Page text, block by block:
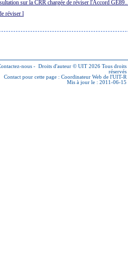
sur la CRR chargée de réviser l'Accord
réviser l
nous - Droits d'auteur © UIT 2026 Tous droits
réservés
Contact pour cette page : Coordinateur Web de l'UIT-R
Mis à jour le : 2011-06-15